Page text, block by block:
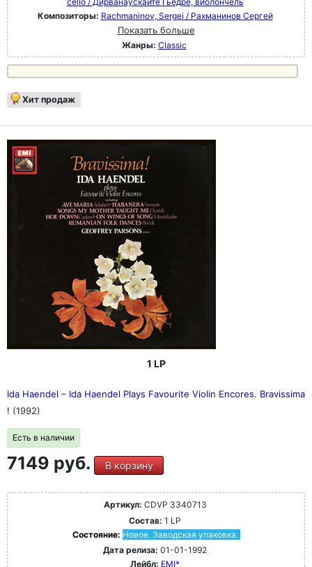
Композиторы: Rachmaninov, Sergei / Рахманинов Сергей
Показать больше
Жанры: Classic
Хит продаж
1 LP
Ida Haendel ‎– Ida Haendel Plays Favourite Violin Encores. Bravissima
! (1992)
Есть в наличии
7149 руб. В корзину
Артикул: CDVP 3340713
Состав: 1 LP
Состояние: Новое. Заводская упаковка.
Дата релиза: 01-01-1992
Лейбл: EMI*